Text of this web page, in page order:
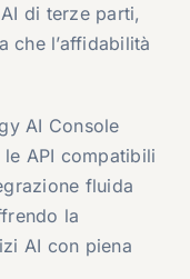
di terze parti,
che l’affidabilità
AI Console
API compatibili
fluida
la
AI con piena